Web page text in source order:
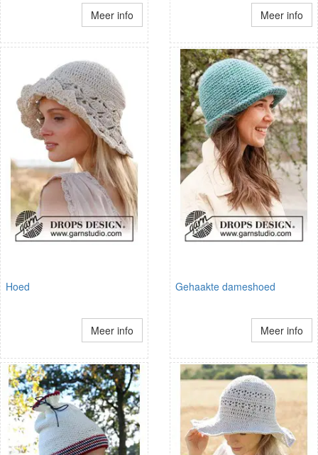
Meer info Meer info
Hoed
Meer info
Gehaakte dameshoed
Meer info